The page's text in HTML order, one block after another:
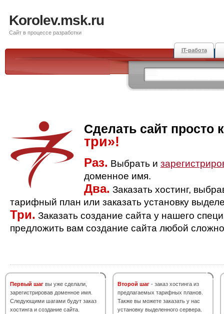
Korolev.msk.ru
Сайт в процессе разработки
IT-работа
Сделать сайт просто
три»!
Раз. Выбрать и
доменное имя.
Два. Заказать хостинг,
тарифный план или заказать установку
Три. Заказать создание сайта у нашего
предложить вам создание сайта любой
Первый шаг вы уже сделали,
зарегистрировав доменное имя.
Следующими шагами будут заказ
хостинга и создание сайта.
Второй шаг - заказ хостинга из
предлагаемых тарифных планов.
Также вы можете заказать у нас
установку выделенного сервера.